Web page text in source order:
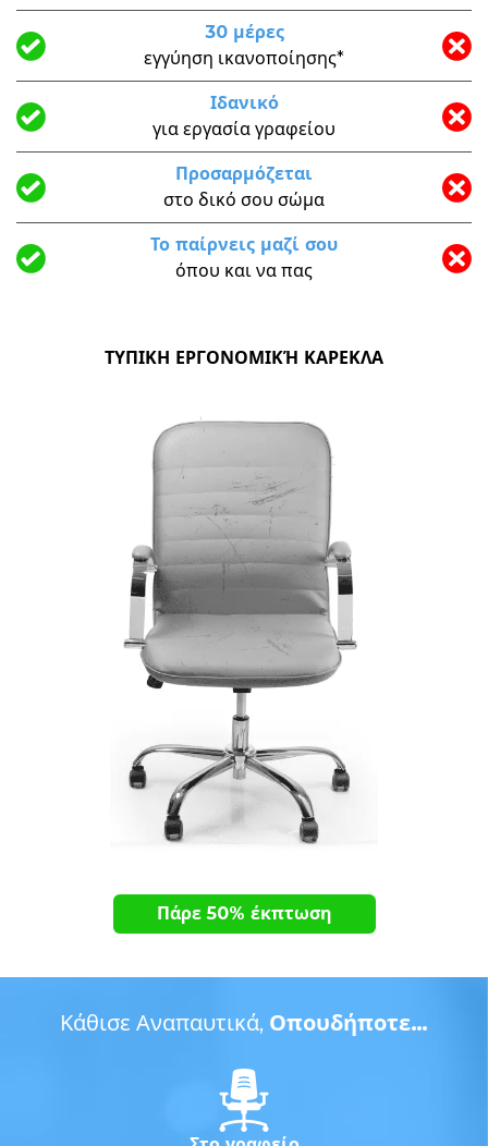
30 μέρες
εγγύηση ικανοποίησης*
Ιδανικό
για εργασία γραφείου
Προσαρμόζεται
στο δικό σου σώμα
Το παίρνεις μαζί σου
όπου και να πας
ΤΥΠΙΚΗ ΕΡΓΟΝΟΜΙΚΉ ΚΑΡΕΚΛΑ
Πάρε 50% έκπτωση
Κάθισε Αναπαυτικά, Οπουδήποτε…